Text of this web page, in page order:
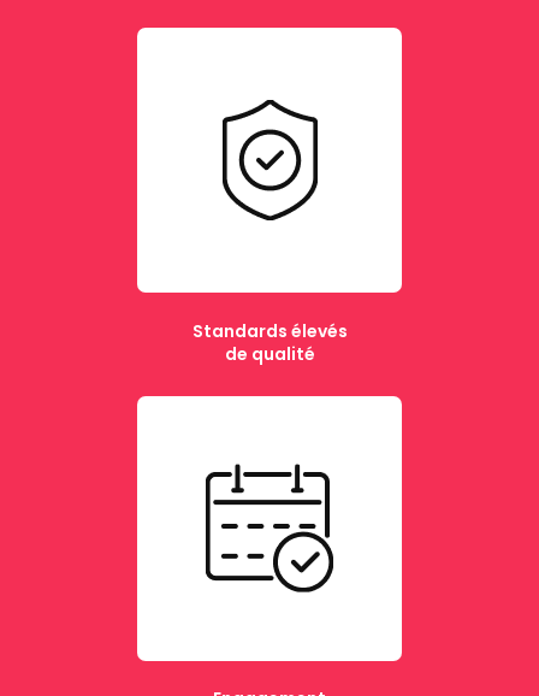
Standards élevés
de qualité